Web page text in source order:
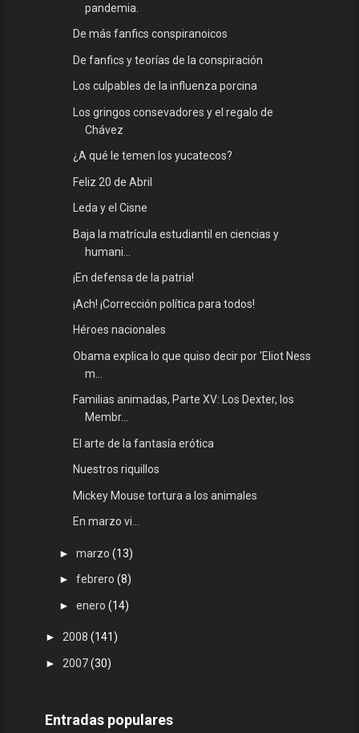
pandemia.
De más fanfics conspiranoicos
De fanfics y teorías de la conspiración
Los culpables de la influenza porcina
Los gringos consevadores y el regalo de
Chávez
¿A qué le temen los yucatecos?
Feliz 20 de Abril
Leda y el Cisne
Baja la matrícula estudiantil en ciencias y
humani...
¡En defensa de la patria!
¡Ach! ¡Corrección política para todos!
Héroes nacionales
Obama explica lo que quiso decir por 'Eliot Ness
m...
Familias animadas, Parte XV: Los Dexter, los
Membr...
El arte de la fantasía erótica
Nuestros riquillos
Mickey Mouse tortura a los animales
En marzo vi...
►marzo(13)
►febrero(8)
►enero(14)
► 2008(141)
► 2007(30)
Entradas populares